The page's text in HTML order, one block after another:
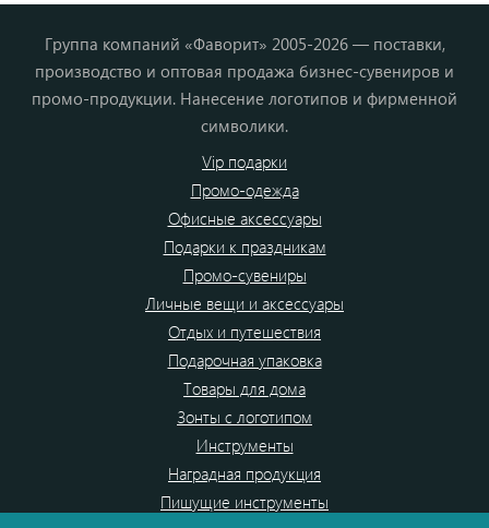
Группа компаний «Фаворит» 2005-2026 — поставки,
производство и оптовая продажа бизнес-сувениров и
промо-продукции. Нанесение логотипов и фирменной
символики.
Vip подарки
Промо-одежда
Офисные аксессуары
Подарки к праздникам
Промо-сувениры
Личные вещи и аксессуары
Отдых и путешествия
Подарочная упаковка
Товары для дома
Зонты с логотипом
Инструменты
Наградная продукция
Пишущие инструменты